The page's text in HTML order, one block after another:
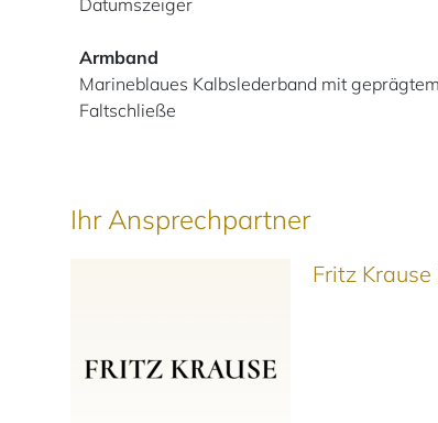
Armband
Marineblaues Kalbslederband mit
Faltschließe
Ihr Ansprechpartner
Fritz